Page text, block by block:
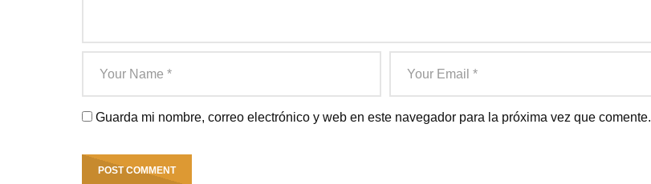
Guarda mi nombre, correo electrónico y web en este navegador para la próxima vez que comente.